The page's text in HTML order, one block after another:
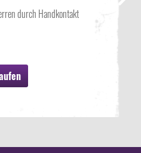
durch Handkontakt